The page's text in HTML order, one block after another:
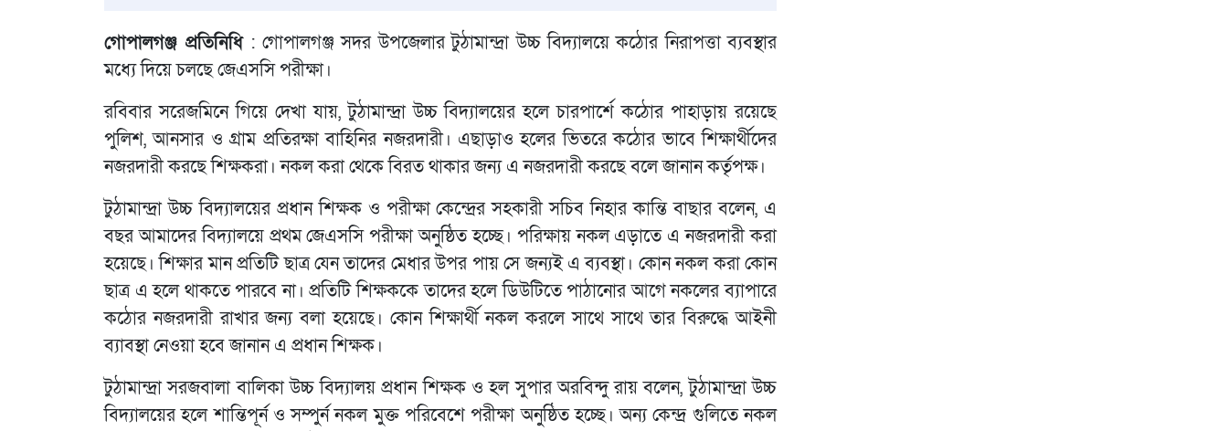
গোপালগঞ্জ প্রতিনিধি: গোপালগঞ্জ সদর উপজেলার টুঠামান্দ্রা উচ্চ বিদ্যালয়ে কঠোর নিরাপত্তা ব্যবস্থার
মধ্যে দিয়ে চলছে জেএসসি পরীক্ষা।
রবিবার সরেজমিনে গিয়ে দেখা যায়, টুঠামান্দ্রা উচ্চ বিদ্যালয়ের হলে চারপার্শে কঠোর পাহাড়ায় রয়েছে
পুলিশ, আনসার ও গ্রাম প্রতিরক্ষা বাহিনির নজরদারী। এছাড়াও হলের ভিতরে কঠোর ভাবে শিক্ষার্থীদের
নজরদারী করছে শিক্ষকরা। নকল করা থেকে বিরত থাকার জন্য এ নজরদারী করছে বলে জানান কর্তৃপক্ষ।
টুঠামান্দ্রা উচ্চ বিদ্যালয়ের প্রধান শিক্ষক ও পরীক্ষা কেন্দ্রের সহকারী সচিব নিহার কান্তি বাছার বলেন, এ
বছর আমাদের বিদ্যালয়ে প্রথম জেএসসি পরীক্ষা অনুষ্ঠিত হচ্ছে। পরিক্ষায় নকল এড়াতে এ নজরদারী করা
হয়েছে। শিক্ষার মান প্রতিটি ছাত্র যেন তাদের মেধার উপর পায় সে জন্যই এ ব্যবস্থা। কোন নকল করা কোন
ছাত্র এ হলে থাকতে পারবে না। প্রতিটি শিক্ষককে তাদের হলে ডিউটিতে পাঠানোর আগে নকলের ব্যাপারে
কঠোর নজরদারী রাখার জন্য বলা হয়েছে। কোন শিক্ষার্থী নকল করলে সাথে সাথে তার বিরুদ্ধে আইনী
ব্যাবস্থা নেওয়া হবে জানান এ প্রধান শিক্ষক।
টুঠামান্দ্রা সরজবালা বালিকা উচ্চ বিদ্যালয় প্রধান শিক্ষক ও হল সুপার অরবিন্দু রায় বলেন, টুঠামান্দ্রা উচ্চ
বিদ্যালয়ের হলে শান্তিপূর্ন ও সম্পুর্ন নকল মুক্ত পরিবেশে পরীক্ষা অনুষ্ঠিত হচ্ছে। অন্য কেন্দ্র গুলিতে নকল